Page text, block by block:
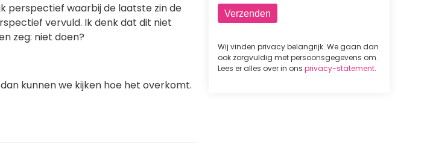
perspectief waarbij de laatste zin de
vervuld. Ik denk dat dit niet
zeg: niet doen?
kunnen we kijken hoe het overkomt.
Wij vinden privacy belangrijk. We gaan dan
ook zorgvuldig met persoonsgegevens om.
Lees er alles over in ons privacy-statement.